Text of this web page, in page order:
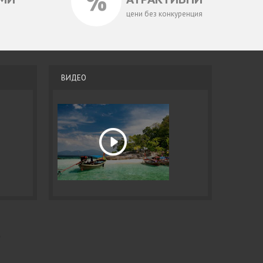
цени без конкуренция
ВИДЕО